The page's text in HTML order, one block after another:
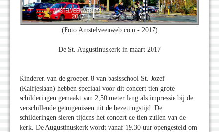
(Foto Amstelveenweb.com - 2017)
De St. Augustinuskerk in maart 2017
Kinderen van de groepen 8 van basisschool St. Jozef
(Kalfjeslaan) hebben speciaal voor dit concert tien grote
schilderingen gemaakt van 2,50 meter lang als impressie bij de
verschillende getuigenissen uit de bezettingstijd. De
schilderingen sieren tijdens het concert de tien zuilen van de
kerk. De Augustinuskerk wordt vanaf 19.30 uur opengesteld om